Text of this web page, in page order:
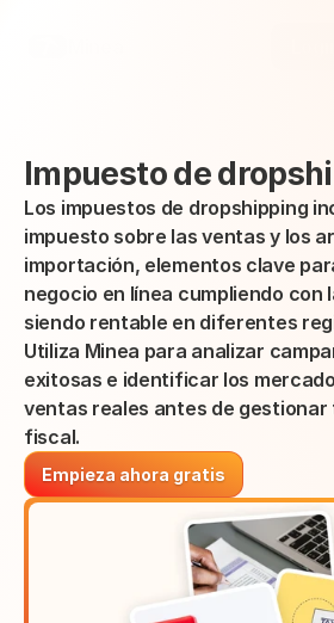
Impuesto de
Los impuestos de dropshipping
impuesto sobre las ventas y los
importación, elementos clave
negocio en línea cumpliendo con
siendo rentable en diferentes
Utiliza Minea para analizar
exitosas e identificar los
ventas reales antes de
fiscal.
Empieza ahora gratis